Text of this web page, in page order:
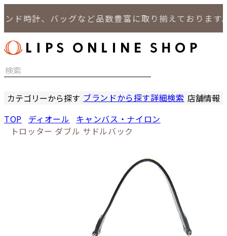
時計、バッグなど品数豊富に取り揃えております。
カテゴリーから探す
バッグ
小物
ブランドから探す詳細検索 店舗情報
TOP ディオール
キャンバス・ナイロン
トロッター ダブル サドルバック